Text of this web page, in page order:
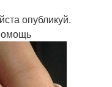
опубликуй.